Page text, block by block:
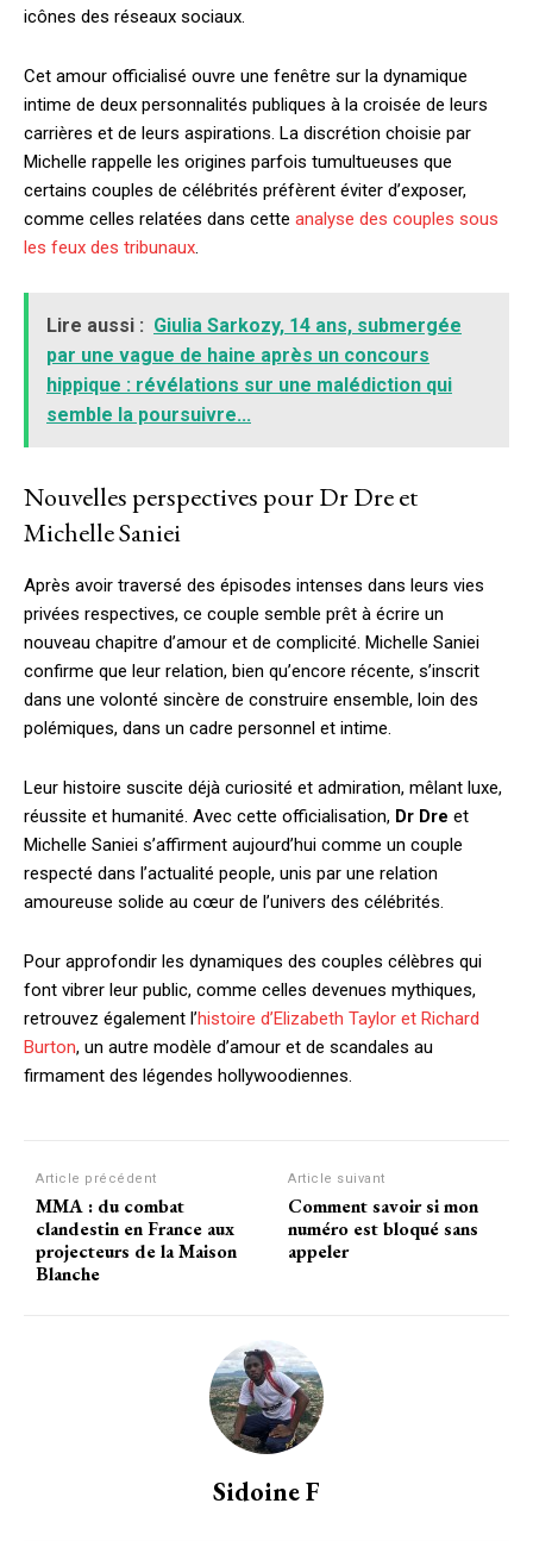
Subscription Plans
Free limited access
/ forever
icônes des réseaux sociaux.
Cet amour officialisé ouvre une fenêtre sur la dynamique
intime de deux personnalités publiques à la croisée de leurs
carrières et de leurs aspirations. La discrétion choisie par
Michelle rappelle les origines parfois tumultueuses que
certains couples de célébrités préfèrent éviter d’exposer,
comme celles relatées dans cette analyse des couples sous
les feux des tribunaux.
Lire aussi : Giulia Sarkozy, 14 ans, submergée
par une vague de haine après un concours
hippique : révélations sur une malédiction qui
semble la poursuivre...
Nouvelles perspectives pour Dr Dre et
Michelle Saniei
Après avoir traversé des épisodes intenses dans leurs vies
privées respectives, ce couple semble prêt à écrire un
nouveau chapitre d’amour et de complicité. Michelle Saniei
confirme que leur relation, bien qu’encore récente, s’inscrit
dans une volonté sincère de construire ensemble, loin des
polémiques, dans un cadre personnel et intime.
Leur histoire suscite déjà curiosité et admiration, mêlant luxe,
réussite et humanité. Avec cette officialisation, Dr Dre et
Michelle Saniei s’affirment aujourd’hui comme un couple
respecté dans l’actualité people, unis par une relation
amoureuse solide au cœur de l’univers des célébrités.
Pour approfondir les dynamiques des couples célèbres qui
font vibrer leur public, comme celles devenues mythiques,
retrouvez également l’histoire d’Elizabeth Taylor et Richard
Burton, un autre modèle d’amour et de scandales au
firmament des légendes hollywoodiennes.
Article précédent
MMA : du combat
clandestin en France aux
projecteurs de la Maison
Blanche
Article suivant
Comment savoir si mon
numéro est bloqué sans
appeler
Sidoine F